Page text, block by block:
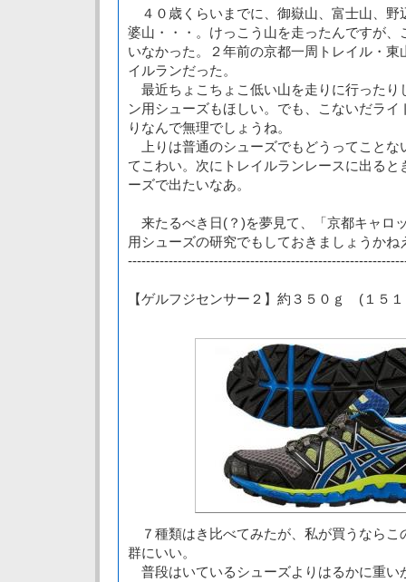
４０歳くらいまでに、御嶽山、富士山、野
婆山・・・。けっこう山を走ったんですが、
いなかった。２年前の京都一周トレイル・
イルランだった。
最近ちょこちょこ低い山を走りに行ったり
ン用シューズもほしい。でも、こないだラ
りなんで無理でしょうね。
上りは普通のシューズでもどうってことな
てこわい。次にトレイルランレースに出ると
ーズで出たいなあ。
来たるべき日(？)を夢見て、「京都キャロ
用シューズの研究でもしておきましょうかね
【ゲルフジセンサー２】約３５０ｇ (１５
７種類はき比べてみたが、私が買うならこ
群にいい。
普段はいているシューズよりはるかに重い